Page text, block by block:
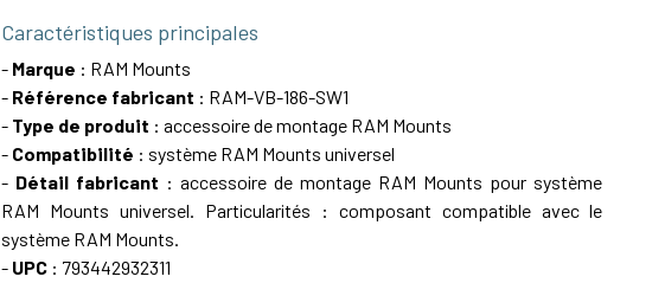
Caractéristiques principales
- Marque : RAM Mounts
- Référence fabricant : RAM-VB-186-SW1
- Type de produit : accessoire de montage RAM Mounts
- Compatibilité : système RAM Mounts universel
- Détail fabricant : accessoire de montage RAM Mounts pour système
RAM Mounts universel. Particularités : composant compatible avec le
système RAM Mounts.
- UPC : 793442932311